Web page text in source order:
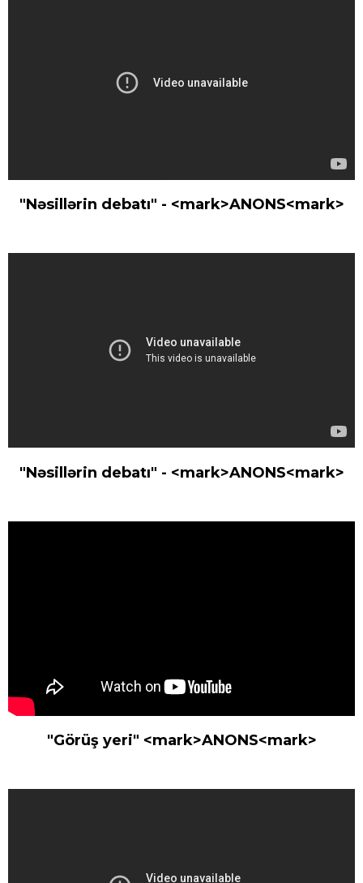
"Nəsillərin debatı" - <mark>ANONS<mark>
"Nəsillərin debatı" - <mark>ANONS<mark>
"Görüş yeri" <mark>ANONS<mark>